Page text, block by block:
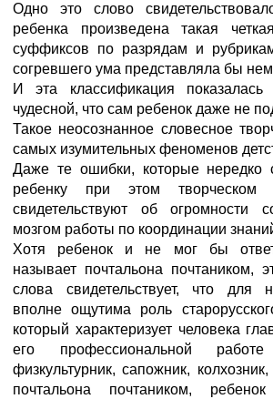
Одно это слово
ребенка произведена такая
суффиксов по разрядам и
согревшего ума представляла бы
И эта классификация
чудесной, что сам ребенок даже не
Такое неосознанное словесное
самых изумительных феноменов
Даже те ошибки, которые нередко
ребенку при этом творческом
свидетельствуют об огромности
мозгом работы по координации
Хотя ребенок и не мог бы
называет почтальона почтаником,
слова свидетельствует, что для
вполне ощутима роль
который характеризует человека
его профессиональной
физкультурник, сапожник,
почтальона почтаником,